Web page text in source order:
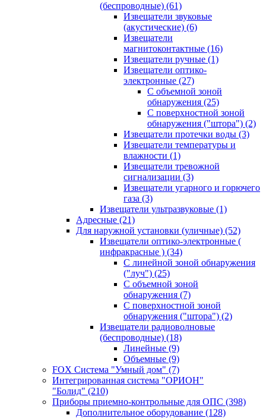
(беспроводные) (61)
Извещатели звуковые
(акустические) (6)
Извещатели
магнитоконтактные (16)
Извещатели ручные (1)
Извещатели оптико-
электронные (27)
С объемной зоной
обнаружения (25)
С поверхностной зоной
обнаружения ("штора") (2)
Извещатели протечки воды (3)
Извещатели температуры и
влажности (1)
Извещатели тревожной
сигнализации (3)
Извещатели угарного и горючего
газа (3)
Извещатели ультразвуковые (1)
Адресные (21)
Для наружной установки (уличные) (52)
Извещатели оптико-электронные (
инфракрасные ) (34)
С линейной зоной обнаружения
("луч") (25)
С объемной зоной
обнаружения (7)
С поверхностной зоной
обнаружения ("штора") (2)
Извещатели радиоволновые
(беспроводные) (18)
Линейные (9)
Объемные (9)
FOX Система "Умный дом" (7)
Интегрированная система "ОРИОН"
"Болид" (210)
Приборы приемно-контрольные для ОПС (398)
Дополнительное оборудование (128)